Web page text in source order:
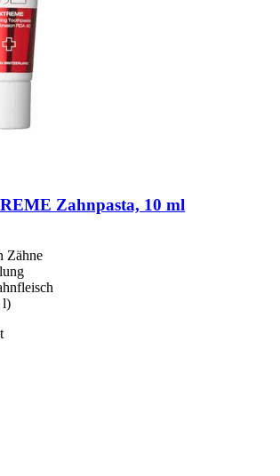
Zahnpasta, 10 ml
Zähne
l)